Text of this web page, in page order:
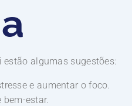
algumas sugestões:
e aumentar o foco.
estar.